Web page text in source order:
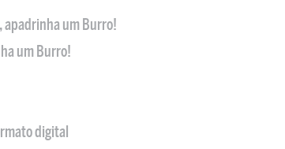
apadrinha um Burro!
um Burro!
digital